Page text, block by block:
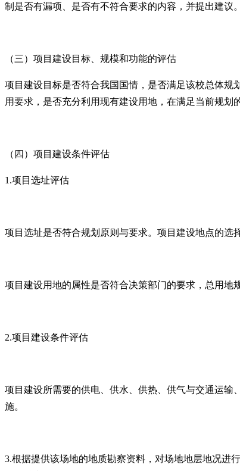
制是否有漏项、是否有不符合要求的内容，并提出建议。
（三）项目建设目标、规模和功能的评估
项目建设目标是否符合我国国情，是否满足该校总体
用要求，是否充分利用现有建设用地，在满足当前规划
（四）项目建设条件评估
1.项目选址评估
项目选址是否符合规划原则与要求。项目建设地点的选
项目建设用地的属性是否符合决策部门的要求，总用地
2.项目建设条件评估
项目建设所需要的供电、供水、供热、供气与交通运
施。
3.根据提供该场地的地质勘察资料，对场地地层地况进